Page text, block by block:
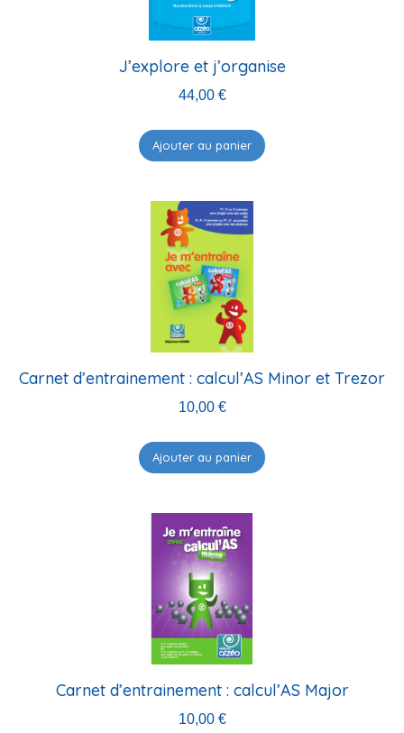
J’explore et j’organise
44,00 €
Ajouter au panier
Carnet d’entrainement : calcul’AS Minor et Trezor
10,00 €
Ajouter au panier
Carnet d’entrainement : calcul’AS Major
10,00 €